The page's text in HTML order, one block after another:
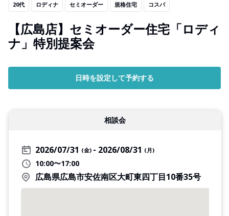
20代 ロディナ セミオーダー 規格住宅 コスパ
【広島店】セミオーダー住宅「ロディ
ナ」特別提案会
日時を設定して予約する
相談会
2026/07/31 (金) 2026/08/31 (月)
10:00〜17:00
広島県広島市安佐南区大町東四丁目10番35号